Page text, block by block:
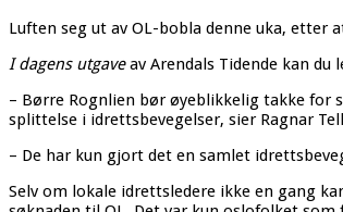
Luften seg ut av OL-bobla denne uka,
I dagens utgaveav Arendals Tidende kan
– Børre Rognlien bør øyeblikkelig takke
splittelse i idrettsbevegelser, sier Ragnar
– De har kun gjort det en samlet
Selv om lokale idrettsledere ikke en gang